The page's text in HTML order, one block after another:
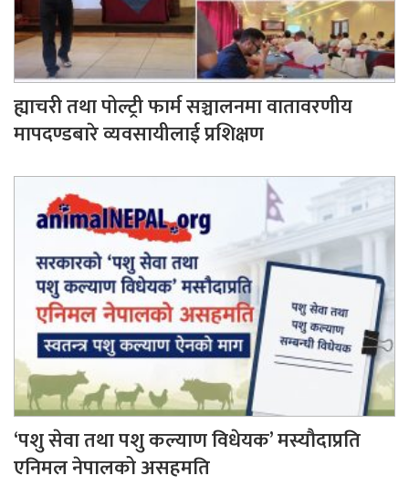
ह्याचरी तथा पोल्ट्री फार्म सञ्चालनमा वातावरणीय
मापदण्डबारे व्यवसायीलाई प्रशिक्षण
‘पशु सेवा तथा पशु कल्याण विधेयक’ मस्यौदाप्रति
एनिमल नेपालको असहमति